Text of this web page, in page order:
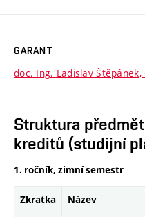
GARANT
doc. Ing. Ladislav Štěpánek,
Struktura
kreditů (studijní
1. ročník, zimní semestr
Zkratka Název